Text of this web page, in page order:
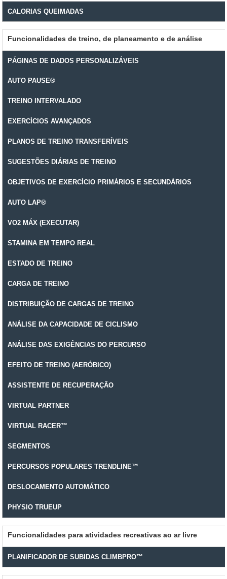
CALORIAS QUEIMADAS
Funcionalidades de treino, de planeamento e de análise
PÁGINAS DE DADOS PERSONALIZÁVEIS
AUTO PAUSE®
TREINO INTERVALADO
EXERCÍCIOS AVANÇADOS
PLANOS DE TREINO TRANSFERÍVEIS
SUGESTÕES DIÁRIAS DE TREINO
OBJETIVOS DE EXERCÍCIO PRIMÁRIOS E SECUNDÁRIOS
AUTO LAP®
VO2 MÁX (EXECUTAR)
STAMINA EM TEMPO REAL
ESTADO DE TREINO
CARGA DE TREINO
DISTRIBUIÇÃO DE CARGAS DE TREINO
ANÁLISE DA CAPACIDADE DE CICLISMO
ANÁLISE DAS EXIGÊNCIAS DO PERCURSO
EFEITO DE TREINO (AERÓBICO)
ASSISTENTE DE RECUPERAÇÃO
VIRTUAL PARTNER
VIRTUAL RACER™
SEGMENTOS
PERCURSOS POPULARES TRENDLINE™
DESLOCAMENTO AUTOMÁTICO
PHYSIO TRUEUP
Funcionalidades para atividades recreativas ao ar livre
PLANIFICADOR DE SUBIDAS CLIMBPRO™